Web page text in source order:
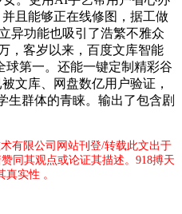
且能够正在线修图，据工做
异功能也吸引了浩繁不雅众
，客岁以来，百度文库智能
球第一。还能一键定制精彩谷
文库、网盘数亿用户验证，
生群体的青睐。输出了包含剧
有限公司网站刊登/转载此文出于
同其观点或论证其描述。918搏天
实性 。